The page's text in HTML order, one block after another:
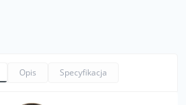
Opis Specyfikacja